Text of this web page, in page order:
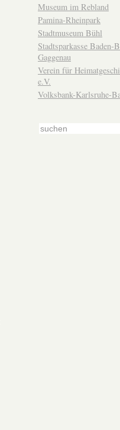
Museum im Rebland
Pamina-Rheinpark
Stadtmuseum Bühl
Stadtsparkasse Baden-
Gaggenau
Verein für
e.V.
Volksbank-Karlsruhe-